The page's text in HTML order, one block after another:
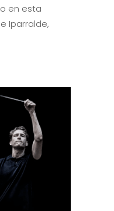
en esta
Iparralde,